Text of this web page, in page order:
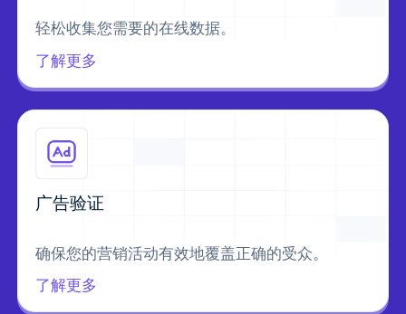
轻松收集您需要的在线数据。
了解更多
广告验证
确保您的营销活动有效地覆盖正确的受众。
了解更多